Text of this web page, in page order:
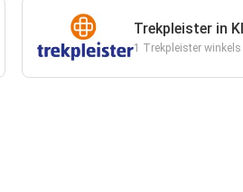
Trekpleister in
1 Trekpleister winkels